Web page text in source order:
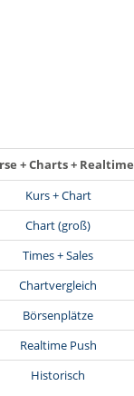
+ Charts + Realtime
Kurs + Chart
Chart (groß)
Times + Sales
Chartvergleich
Börsenplätze
Realtime Push
Historisch